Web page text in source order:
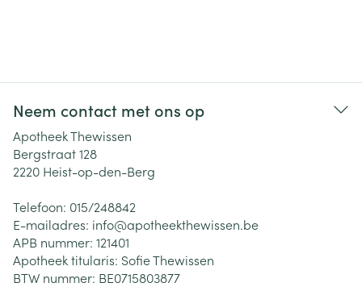
Neem contact met ons op
Apotheek Thewissen
Bergstraat 128
2220 Heist-op-den-Berg
Telefoon: 015/248842
E-mailadres: info@apotheekthewissen.be
APB nummer: 121401
Apotheek titularis: Sofie Thewissen
BTW nummer: BE0715803877